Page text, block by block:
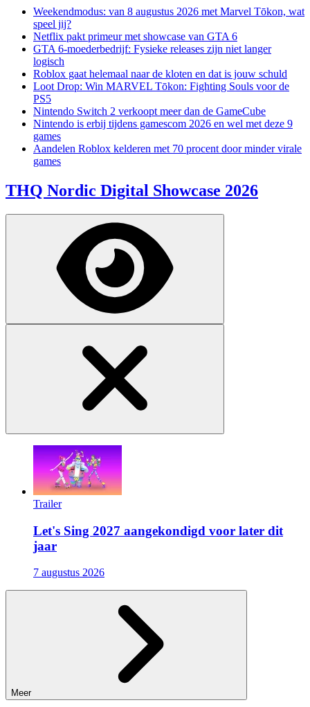
Weekendmodus: van 8 augustus 2026 met Marvel Tōkon, wat
speel jij?
Netflix pakt primeur met showcase van GTA 6
GTA 6-moederbedrijf: Fysieke releases zijn niet langer
logisch
Roblox gaat helemaal naar de kloten en dat is jouw schuld
Loot Drop: Win MARVEL Tōkon: Fighting Souls voor de
PS5
Nintendo Switch 2 verkoopt meer dan de GameCube
Nintendo is erbij tijdens gamescom 2026 en wel met deze 9
games
Aandelen Roblox kelderen met 70 procent door minder virale
games
THQ Nordic Digital Showcase 2026
Trailer
Let's Sing 2027 aangekondigd voor later dit
jaar
7 augustus 2026
Meer